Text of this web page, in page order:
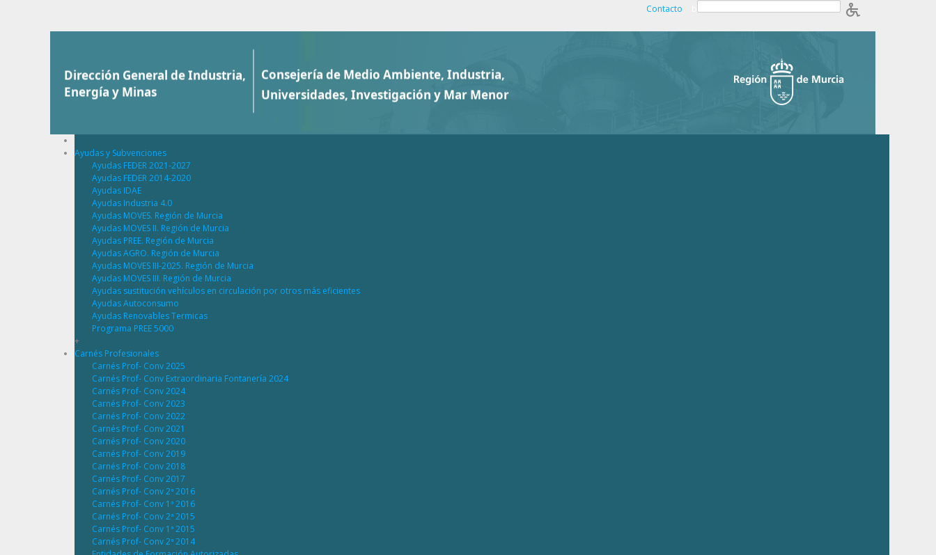
Contacto
Ayudas y Subvenciones
Ayudas FEDER 2021-2027
Ayudas FEDER 2014-2020
Ayudas IDAE
Ayudas Industria 4.0
Ayudas MOVES. Región de Murcia
Ayudas MOVES II. Región de Murcia
Ayudas PREE. Región de Murcia
Ayudas AGRO. Región de Murcia
Ayudas MOVES III-2025. Región de Murcia
Ayudas MOVES III. Región de Murcia
Ayudas sustitución vehículos en circulación por otros más eficientes
Ayudas Autoconsumo
Ayudas Renovables Termicas
Programa PREE 5000
+
Carnés Profesionales
Carnés Prof- Conv 2025
Carnés Prof- Conv Extraordinaria Fontanería 2024
Carnés Prof- Conv 2024
Carnés Prof- Conv 2023
Carnés Prof- Conv 2022
Carnés Prof- Conv 2021
Carnés Prof- Conv 2020
Carnés Prof- Conv 2019
Carnés Prof- Conv 2018
Carnés Prof- Conv 2017
Carnés Prof- Conv 2ª 2016
Carnés Prof- Conv 1ª 2016
Carnés Prof- Conv 2ª 2015
Carnés Prof- Conv 1ª 2015
Carnés Prof- Conv 2ª 2014